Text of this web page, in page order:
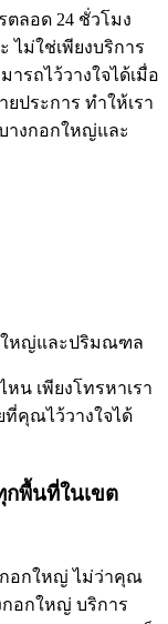
ตลอด 24 ชั่วโมง
ไม่ใช่เพียงบริการ
รถไว้วางใจได้เมื่อ
ประการ ทําให้เรา
างกอกใหญ่และ
ใหญ่และปริมณฑล
น เพียงโทรหาเรา
ที่คุณไว้วางใจได้
พื้นที่ในเขต
กอกใหญ่ ไม่ว่าคุณ
กอกใหญ่ บริการ